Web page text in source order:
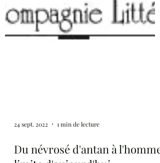
24 sept. 2022 1 min de lecture